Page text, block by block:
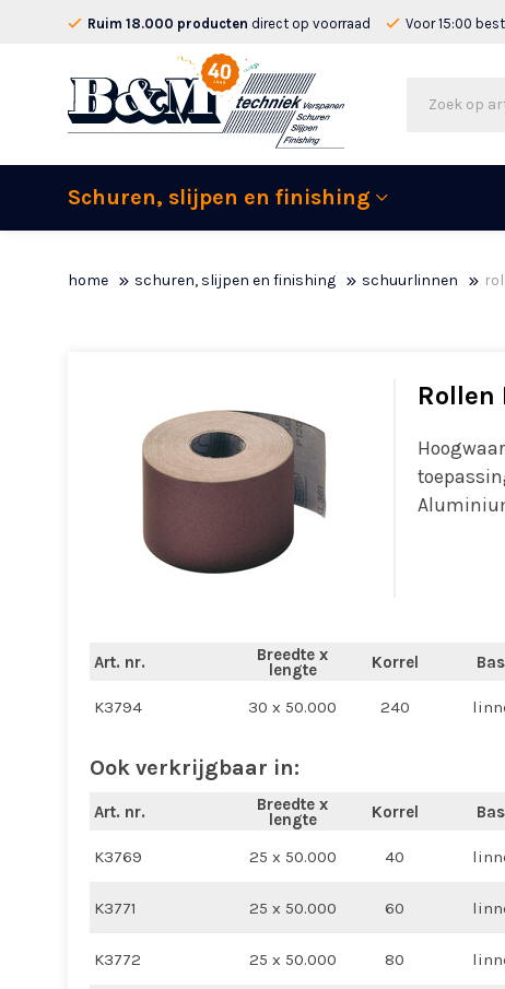
Ruim 18.000 producten direct op voorraad Voor 15:00
Schuren, slijpen en finishing
home schuren, slijpen en finishing schuurlinnen
Rollen
Art. nr. Breedte x
lengte Korrel
K3794 30 x 50.000 240
Ook verkrijgbaar in:
Art. nr. Breedte x
lengte Korrel
K3769 25 x 50.000 40
K3771 25 x 50.000 60
K3772 25 x 50.000 80